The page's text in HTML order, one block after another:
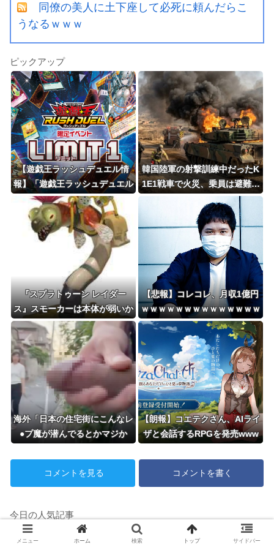
同僚の美人に土下座して必死に頼んだらこ
うなるｗｗｗ
ピックアップ
【遊戯王ラッシュデュエル情
報】「遊戯王ラッシュデュエル
限定イベント LIMIT 1」開催情
報公開！
韓国陸軍の射撃訓練中だったK
1E1戦車で火災、乗員は避難…
エンジンルーム付近から出火！
『スプラトゥーン レイダー
ス』スモーカーは本体が弱いか
らぎりぎり許せ… やっぱり許
せねえ！
【悲報】コレコレ、月収1億円
ｗｗｗｗｗｗｗｗｗｗｗｗｗｗ
ｗｗｗｗｗｗ
海外「日本の住宅街にこんなレ
●プ魔が潜んでるとかマジか
【朗報】コエテクさん、AIライ
ザと会話するRPGを発売www
コメントを見る コメントを書く
今日の人気記事
【悲報】韓国サッカー協会、ガチでワ
ールドカップ予選での審判への性接待
メニュー ホーム 検索 トップ サイドバー